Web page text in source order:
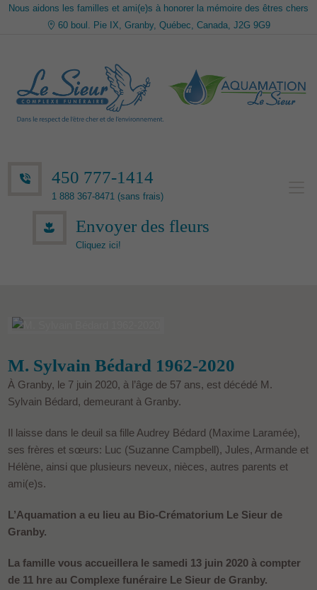
Nous aidons les familles et ami(e)s à honorer la mémoire des êtres chers
60 boul. Pie IX, Granby, Québec, Canada, J2G 9G9
450 777-1414
1 888 367-8471 (sans frais)
Envoyer des fleurs
Cliquez ici!
M. Sylvain Bédard 1962-2020
À Granby, le 7 juin 2020, à l’âge de 57 ans, est décédé M.
Sylvain Bédard, demeurant à Granby.
Il laisse dans le deuil sa fille Audrey Bédard (Maxime Laramée),
ses frères et sœurs: Luc (Suzanne Campbell), Jules, Armande et
Hélène, ainsi que plusieurs neveux, nièces, autres parents et
ami(e)s.
L’Aquamation a eu lieu au Bio-Crématorium Le Sieur de
Granby.
La famille vous accueillera le samedi 13 juin 2020 à compter
de 11 hre au Complexe funéraire Le Sieur de Granby.